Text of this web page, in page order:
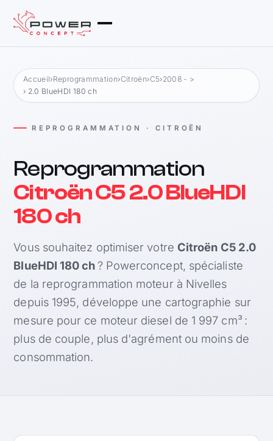
Accueil›Reprogrammation›Citroën›C5›2008 - >
› 2.0 BlueHDI 180 ch
REPROGRAMMATION · CITROËN
Reprogrammation
Citroën C5 2.0 BlueHDI
180 ch
Vous souhaitez optimiser votre Citroën C5 2.0
BlueHDI 180 ch? Powerconcept, spécialiste
de la reprogrammation moteur à Nivelles
depuis 1995, développe une cartographie sur
mesure pour ce moteur diesel de 1 997 cm³ :
plus de couple, plus d'agrément ou moins de
consommation.